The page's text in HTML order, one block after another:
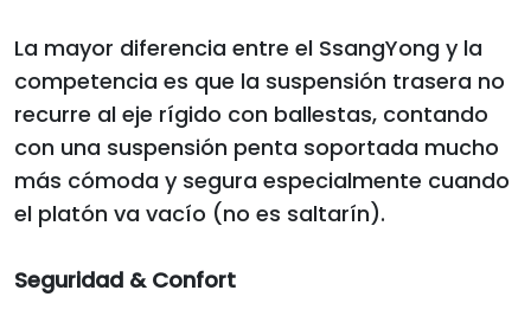
La mayor diferencia entre el SsangYong y la
competencia es que la suspensión trasera no
recurre al eje rígido con ballestas, contando
con una suspensión penta soportada mucho
más cómoda y segura especialmente cuando
el platón va vacío (no es saltarín).
Seguridad & Confort